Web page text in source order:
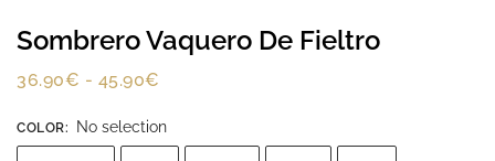
Sombrero Vaquero De Fieltro
36.90€ - 45.90€
COLOR: No selection